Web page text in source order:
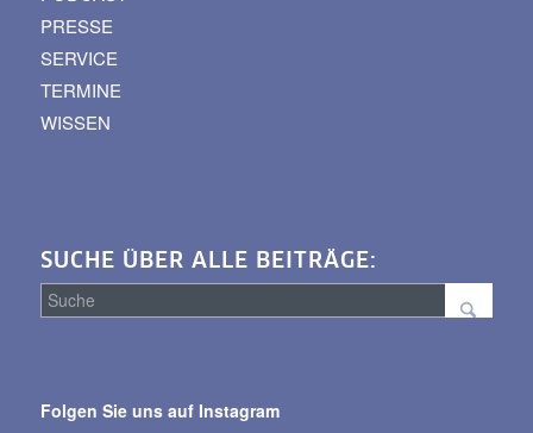
PRESSE
SERVICE
TERMINE
WISSEN
SUCHE ÜBER ALLE BEITRÄGE:
alle
Folgen Sie uns auf Instagram